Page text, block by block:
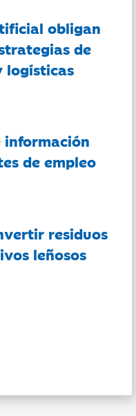
obligan
de
logísticas
de empleo
residuos
leñosos